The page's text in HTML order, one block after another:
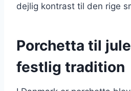
dejlig kontrast til den rige
Porchetta til
festlig tradition